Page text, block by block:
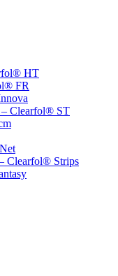
HT
FR
– Clearfol® ST
Clearfol® Strips